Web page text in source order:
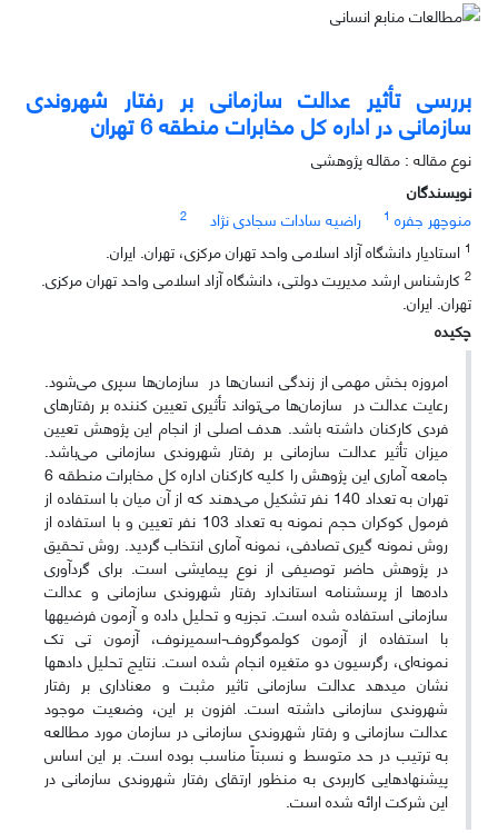
بررسی تأثیر عدالت سازمانی بر رفتار شهروندی
سازمانی در اداره کل مخابرات منطقه 6 تهران
نوع مقاله : مقاله پژوهشی
نویسندگان
منوچهر جفره 1 راضیه سادات سجادی نژاد
2
1 استادیار دانشگاه آزاد اسلامی واحد تهران مرکزی، تهران. ایران.
2 کارشناس ارشد مدیریت دولتی، دانشگاه آزاد اسلامی واحد تهران مرکزی.
تهران. ایران.
چکیده
امروزه بخش مهمی از زندگی انسان‌ها در سازمان‌ها سپری می‌شود.
رعایت عدالت در سازمان‌ها می‌تواند تأثیری تعیین کننده بر رفتارهای
فردی کارکنان داشته باشد. هدف اصلی از انجام این پژوهش تعیین
میزان تأثیر عدالت سازمانی بر رفتار شهروندی سازمانی می‌باشد.
جامعه آماری این پژوهش را کلیه کارکنان اداره کل مخابرات منطقه 6
تهران به تعداد 140 نفر تشکیل می‌دهند که از آن میان با استفاده از
فرمول کوکران حجم نمونه به تعداد 103 نفر تعیین و با استفاده از
روش نمونه گیری تصادفی، نمونه آماری انتخاب گردید. روش تحقیق
در پژوهش حاضر توصیفی از نوع پیمایشی است. برای گردآوری
داده‌ها از پرسشنامه استاندارد رفتار شهروندی سازمانی و عدالت
سازمانی استفاده شده است. تجزیه و تحلیل داده و آزمون فرضیه­ها
با استفاده از آزمون کولموگروف-اسمیرنوف، آزمون تی تک
نمونه‌ای، رگرسیون دو متغیره انجام شده است. نتایج تحلیل داده­ها
نشان می­دهد عدالت سازمانی تاثیر مثبت و معناداری بر رفتار
شهروندی سازمانی داشته است. افزون بر این، وضعیت موجود
عدالت سازمانی و رفتار شهروندی سازمانی در سازمان مورد مطالعه
به ترتیب در حد متوسط و نسبتاً مناسب بوده است. بر این اساس
پیشنهادهایی کاربردی به منظور ارتقای رفتار شهروندی سازمانی در
این شرکت ارائه شده است.